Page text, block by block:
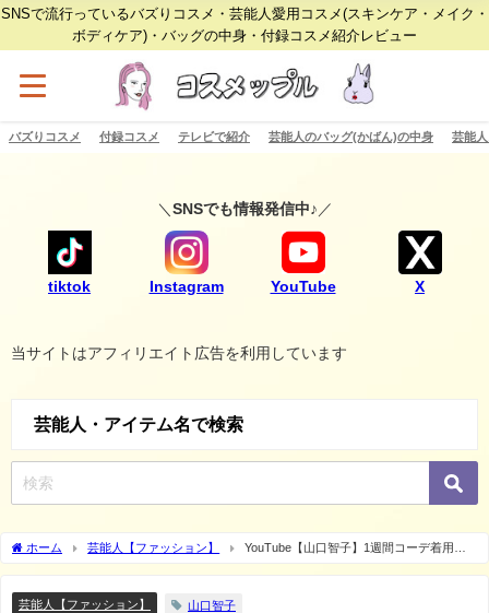
SNSで流行っているバズりコスメ・芸能人愛用コスメ(スキンケア・メイク・
ボディケア)・バッグの中身・付録コスメ紹介レビュー
バズりコスメ 付録コスメ テレビで紹介 芸能人のバッグ(かばん)の中身 芸能
＼ SNSでも情報発信中♪ ／
tiktok Instagram YouTube X
当サイトはアフィリエイト広告を利用しています
芸能人・アイテム名で検索
ホーム 芸能人【ファッション】
YouTube【山口智子】1週間コーデ着用ア
イテムまとめ！(7Days, 7Looks)VOGUE JAPAN
芸能人【ファッション】 山口智子